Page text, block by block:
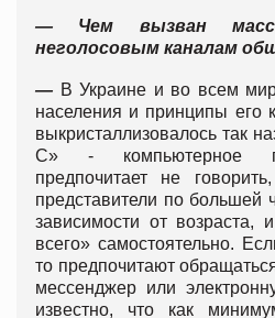
— Чем вызван
неголосовым каналам
— В Украине и во всем
населения и принципы его
выкристаллизовалось так
C» - компьютерное
предпочитает не
представители по большей
зависимости от возраста,
всего» самостоятельно.
то предпочитают
мессенджер или
известно, что как